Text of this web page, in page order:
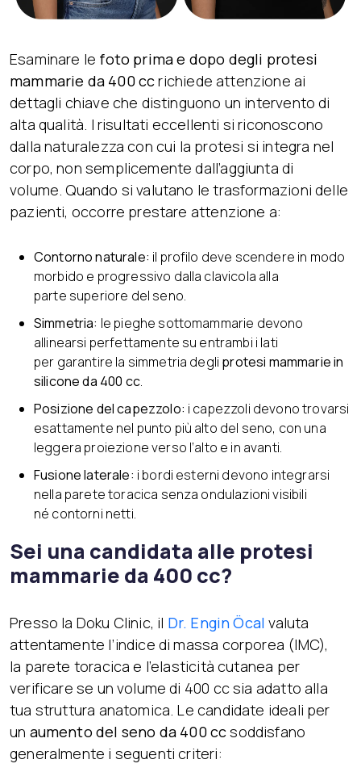
Esaminare le foto prima e dopo degli protesi
mammarie da 400 ccrichiede attenzione ai
dettagli chiave che distinguono un intervento di
alta qualità. I risultati eccellenti si riconoscono
dalla naturalezza con cui la protesi si integra nel
corpo, non semplicemente dall’aggiunta di
volume. Quando si valutano le trasformazioni delle
pazienti, occorre prestare attenzione a:
Contorno naturale: il profilo deve scendere in modo
morbido e progressivo dalla clavicola alla
parte superiore del seno.
Simmetria: le pieghe sottomammarie devono
allinearsi perfettamente su entrambi i lati
per garantire la simmetria degli protesi mammarie in
silicone da 400 cc.
Posizione del capezzolo: i capezzoli devono trovarsi
esattamente nel punto più alto del seno, con una
leggera proiezione verso l’alto e in avanti.
Fusione laterale: i bordi esterni devono integrarsi
nella parete toracica senza ondulazioni visibili
né contorni netti.
Sei una candidata alle protesi
mammarie da 400 cc?
Presso la Doku Clinic, il Dr. Engin Öcalvaluta
attentamente l’indice di massa corporea (IMC),
la parete toracica e l’elasticità cutanea per
verificare se un volume di 400 cc sia adatto alla
tua struttura anatomica. Le candidate ideali per
un aumento del seno da 400 ccsoddisfano
generalmente i seguenti criteri: